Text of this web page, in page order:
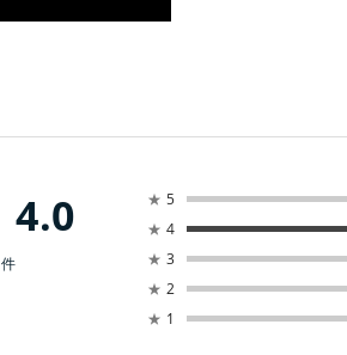
4.0
件
★ 5
★ 4
★ 3
★ 2
★ 1